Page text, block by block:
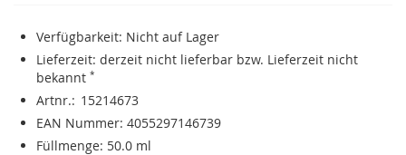
Verfügbarkeit: Nicht auf Lager
Lieferzeit: derzeit nicht lieferbar bzw. Lieferzeit nicht
bekannt *
Artnr.
15214673
EAN Nummer 4055297146739
Füllmenge 50.0 ml